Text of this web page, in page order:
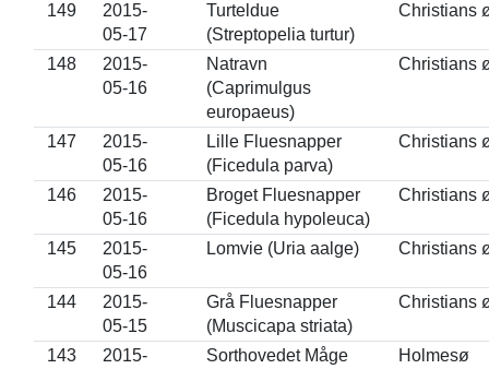
149
2015-
05-17
Turteldue
(Streptopelia turtur)
Christians
148
2015-
05-16
Natravn
(Caprimulgus
europaeus)
Christians
147
2015-
05-16
Lille Fluesnapper
(Ficedula parva)
Christians
146
2015-
05-16
Broget Fluesnapper
(Ficedula hypoleuca)
Christians
145
2015-
05-16
Lomvie (Uria aalge) Christians
144
2015-
05-15
Grå Fluesnapper
(Muscicapa striata)
Christians
143
2015-
Sorthovedet Måge
Holmesø